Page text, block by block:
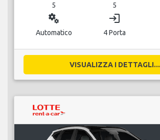
5 5
miscellaneous_services
Automatico
login
4 Porta
VISUALIZZA I DETTAGLI...